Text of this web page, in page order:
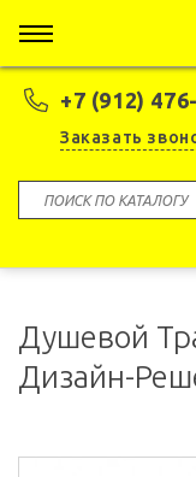
+7 (912)
Заказать
Душевой
Дизайн-